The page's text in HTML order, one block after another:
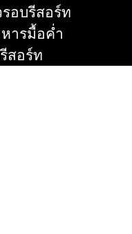
อบรีสอร์ท
ารมื้อค่ำ
สอร์ท